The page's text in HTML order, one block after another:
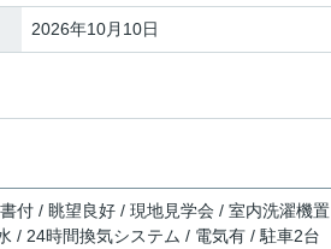
2026年10月10日
付 / 眺望良好 / 現地見学会 / 室内洗濯機置
/ 24時間換気システム / 電気有 / 駐車2台